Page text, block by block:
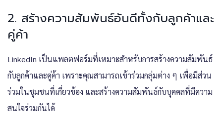
2. สร้างความสัมพันธ์อันดีทั้งกับลูกค้าและ
คู่ค้า
LinkedIn เป็นแพลตฟอร์มที่เหมาะสำหรับการสร้างความสัมพันธ์
กับลูกค้าและคู่ค้า เพราะคุณสามารถเข้าร่วมกลุ่มต่าง ๆ เพื่อมีส่วน
ร่วมในชุมชนที่เกี่ยวข้อง และสร้างความสัมพันธ์กับบุคคลที่มีความ
สนใจร่วมกันได้